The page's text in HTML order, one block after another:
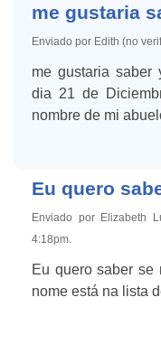
me gustaria
Enviado por Edith (no
me gustaria saber
dia 21 de
nombre de mi
Eu quero
Enviado por Elizabeth
4:18pm.
Eu quero saber se
nome está na lista